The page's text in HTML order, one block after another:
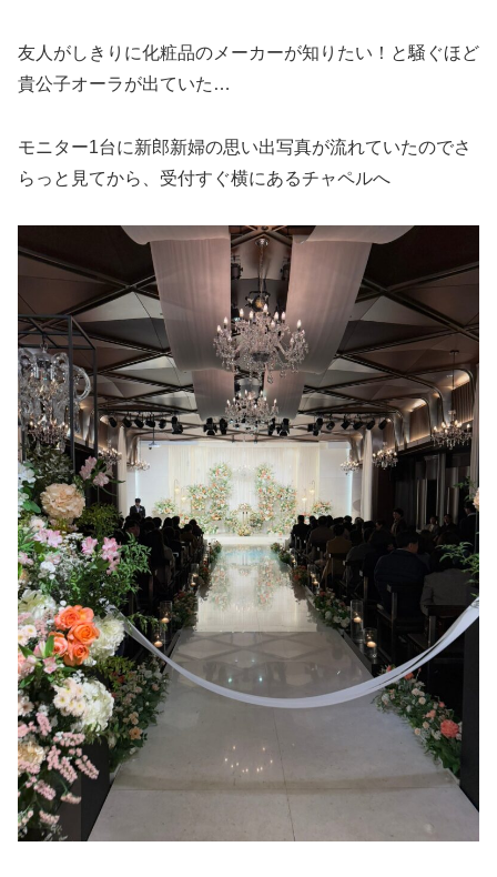
友人がしきりに化粧品のメーカーが知りたい！と騒ぐほど
貴公子オーラが出ていた…
モニター1台に新郎新婦の思い出写真が流れていたのでさ
らっと見てから、受付すぐ横にあるチャペルへ